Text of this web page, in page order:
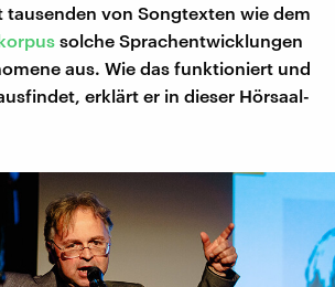
tausenden von Songtexten wie dem
solche Sprachentwicklungen
aus. Wie das funktioniert und
erklärt er in dieser Hörsaal-